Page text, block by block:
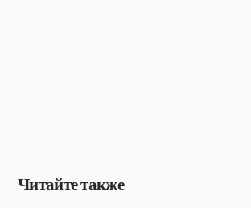
Читайте также